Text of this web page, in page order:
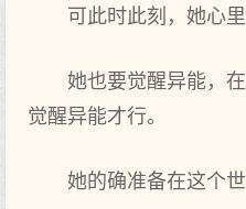
可此时此刻，她心
她也要觉醒异能，
觉醒异能才行。
她的确准备在这个世